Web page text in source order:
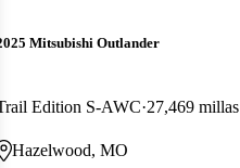
Mitsubishi Outlander
Edition S-AWC 27,469 millas
Hazelwood, MO